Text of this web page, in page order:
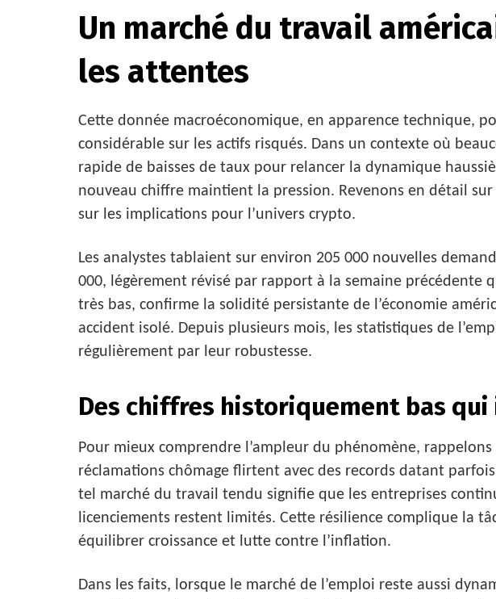
Un marché du travail
les attentes
Cette donnée macroéconomique, en apparence technique,
considérable sur les actifs risqués. Dans un contexte où
rapide de baisses de taux pour relancer la dynamique
nouveau chiffre maintient la pression. Revenons en détail sur
sur les implications pour l’univers crypto.
Les analystes tablaient sur environ 205 000 nouvelles
000, légèrement révisé par rapport à la semaine précédente
très bas, confirme la solidité persistante de l’économie
accident isolé. Depuis plusieurs mois, les statistiques de
régulièrement par leur robustesse.
Des chiffres historiquement bas
Pour mieux comprendre l’ampleur du phénomène,
réclamations chômage flirtent avec des records datant
tel marché du travail tendu signifie que les entreprises
licenciements restent limités. Cette résilience complique la
équilibrer croissance et lutte contre l’inflation.
Dans les faits, lorsque le marché de l’emploi reste aussi